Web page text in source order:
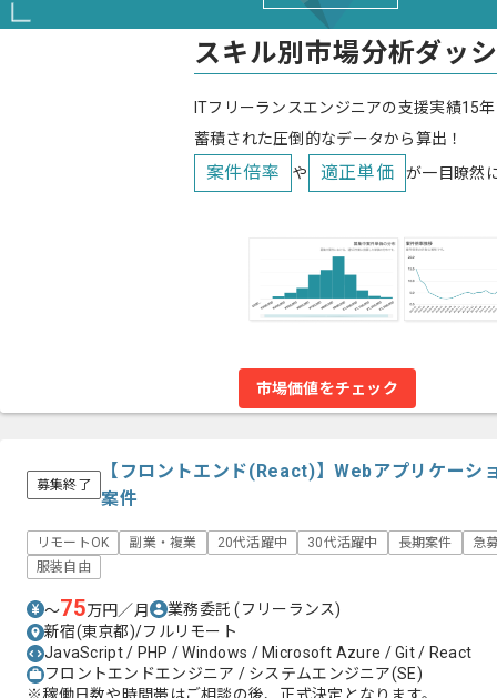
スキル別市場分析ダッ
ITフリーランスエンジニアの支援実績15
蓄積された圧倒的なデータから算出！
案件倍率 や 適正単価 が一目瞭然
市場価値をチェック
募集終了
【フロントエンド(React)】Webアプリケーシ
案件
リモートOK 副業・複業 20代活躍中 30代活躍中 長期案件
急
服装自由
〜75万円／月 業務委託(フリーランス)
新宿(東京都)/フルリモート
JavaScript / PHP / Windows / Microsoft Azure / Git / React
フロントエンドエンジニア / システムエンジニア(SE)